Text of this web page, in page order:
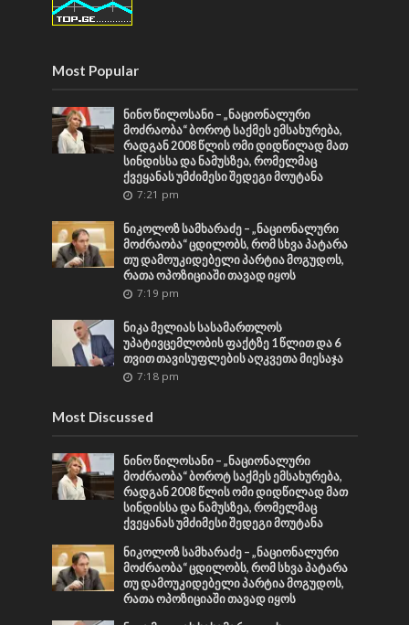
Most Popular
ნინო წილოსანი – „ნაციონალური
მოძრაობა“ ბოროტ საქმეს ემსახურება,
რადგან 2008 წლის ომი დიდწილად მათ
სინდისსა და ნამუსზეა, რომელმაც
ქვეყანას უმძიმესი შედეგი მოუტანა
7:21 pm
ნიკოლოზ სამხარაძე – „ნაციონალური
მოძრაობა“ ცდილობს, რომ სხვა პატარა
თუ დამოუკიდებელი პარტია მოგუდოს,
რათა ოპოზიციაში თავად იყოს
7:19 pm
ნიკა მელიას სასამართლოს
უპატივცემლობის ფაქტზე 1 წლით და 6
თვით თავისუფლების აღკვეთა მიესაჯა
7:18 pm
Most Discussed
ნინო წილოსანი – „ნაციონალური
მოძრაობა“ ბოროტ საქმეს ემსახურება,
რადგან 2008 წლის ომი დიდწილად მათ
სინდისსა და ნამუსზეა, რომელმაც
ქვეყანას უმძიმესი შედეგი მოუტანა
ნიკოლოზ სამხარაძე – „ნაციონალური
მოძრაობა“ ცდილობს, რომ სხვა პატარა
თუ დამოუკიდებელი პარტია მოგუდოს,
რათა ოპოზიციაში თავად იყოს